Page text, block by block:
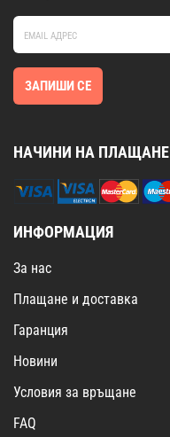
ЗАПИШИ СЕ
НАЧИНИ НА ПЛАЩАНЕ
ИНФОРМАЦИЯ
За нас
Плащане и доставка
Гаранция
Новини
Условия за връщане
FAQ